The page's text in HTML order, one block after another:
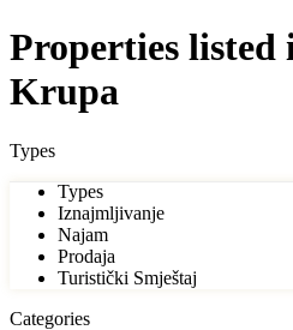
Properties listed
Krupa
Types
Types
Iznajmljivanje
Najam
Prodaja
Turistički Smještaj
Categories